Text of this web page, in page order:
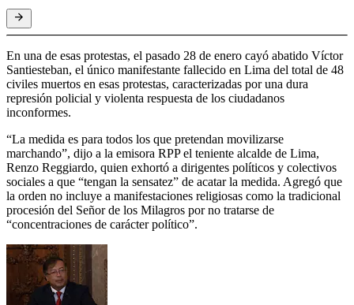
En una de esas protestas, el pasado 28 de enero cayó abatido Víctor
Santiesteban, el único manifestante fallecido en Lima del total de 48
civiles muertos en esas protestas, caracterizadas por una dura
represión policial y violenta respuesta de los ciudadanos
inconformes.
“La medida es para todos los que pretendan movilizarse
marchando”, dijo a la emisora RPP el teniente alcalde de Lima,
Renzo Reggiardo, quien exhortó a dirigentes políticos y colectivos
sociales a que “tengan la sensatez” de acatar la medida. Agregó que
la orden no incluye a manifestaciones religiosas como la tradicional
procesión del Señor de los Milagros por no tratarse de
“concentraciones de carácter político”.